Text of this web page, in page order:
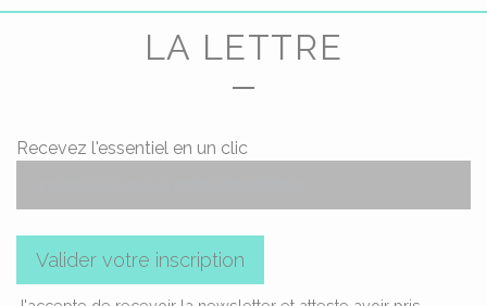
LA LETTRE
Recevez l'essentiel en un clic
Valider votre inscription